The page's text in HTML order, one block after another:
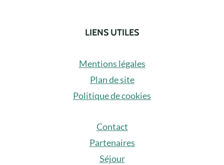
LIENS UTILES
Mentions légales
Plan de site
Politique de cookies
Contact
Partenaires
Séjour